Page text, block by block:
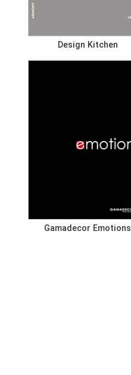
Design Kitchen
Gamadecor Emotions